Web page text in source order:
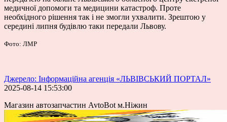
медичної допомоги та медицини катастроф. Проте
необхідного рішення так і не змогли ухвалити. Зрештою у
середині липня будівлю таки передали Львову.
Фото: ЛМР
Джерело: Інформаційна агенція «ЛЬВІВСЬКИЙ ПОРТАЛ»
2025-08-14 15:53:00
Магазин автозапчастин AvtoBot м.Ніжин